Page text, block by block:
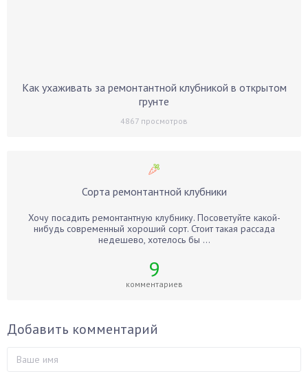
Как ухаживать за ремонтантной клубникой в открытом
грунте
4867 просмотров
Сорта ремонтантной клубники
Хочу посадить ремонтантную клубнику. Посоветуйте какой-
нибудь современный хороший сорт. Стоит такая рассада
недешево, хотелось бы ...
9
комментариев
Добавить комментарий